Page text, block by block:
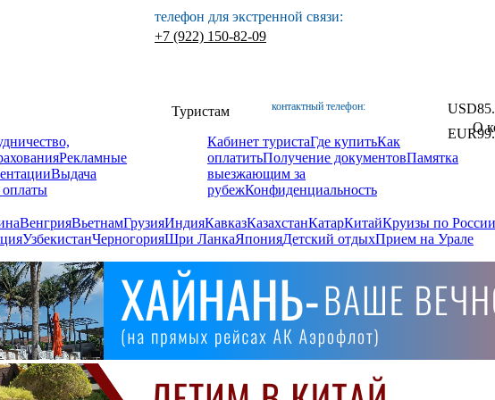
телефон для экстренной связи:
+7 (922) 150-82-09
контактный телефон: USD
EUR
Рекламные
Выдача
Туристам
Кабинет туристаГде купитьКак
оплатитьПолучение документовПамятка
выезжающим за
рубежКонфиденциальность
О
ВенгрияВьетнамГрузияИндияКавказКазахстанКатарКитайКруизы по России
УзбекистанЧерногорияШри ЛанкаЯпонияДетский отдыхПрием на Урале